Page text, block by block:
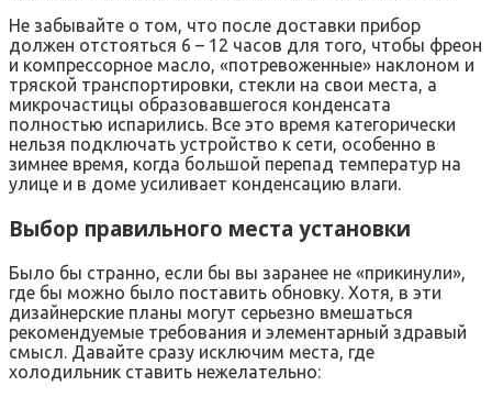
Не забывайте о том, что после доставки прибор
должен отстояться 6 – 12 часов для того, чтобы фреон
и компрессорное масло, «потревоженные» наклоном и
тряской транспортировки, стекли на свои места, а
микрочастицы образовавшегося конденсата
полностью испарились. Все это время категорически
нельзя подключать устройство к сети, особенно в
зимнее время, когда большой перепад температур на
улице и в доме усиливает конденсацию влаги.
Выбор правильного места установки
Было бы странно, если бы вы заранее не «прикинули»,
где бы можно было поставить обновку. Хотя, в эти
дизайнерские планы могут серьезно вмешаться
рекомендуемые требования и элементарный здравый
смысл. Давайте сразу исключим места, где
холодильник ставить нежелательно: